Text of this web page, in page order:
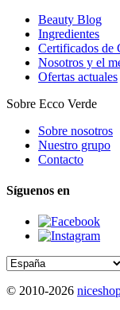
Beauty Blog
Ingredientes
Certificados de
Nosotros y el
Ofertas actuales
Sobre Ecco Verde
Sobre nosotros
Nuestro grupo
Contacto
Síguenos en
© 2010-2026